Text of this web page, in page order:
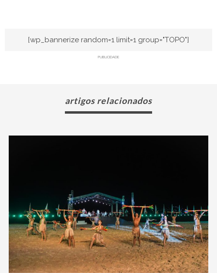
[wp_bannerize random=1 limit=1 group="TOPO"]
PUBLICIDADE
artigos relacionados